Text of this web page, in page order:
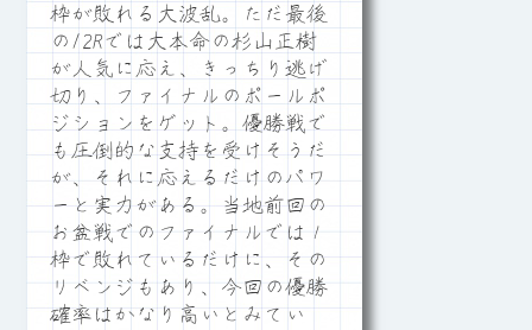
枠が敗れる大波乱。ただ最後
の12Rでは大本命の杉山正樹
が人気に応え、きっちり逃げ
切り、ファイナルのポールポ
ジションをゲット。優勝戦で
も圧倒的な支持を受けそうだ
が、それに応えるだけのパワ
ーと実力がある。当地前回の
お盆戦でのファイナルでは１
枠で敗れているだけに、その
リベンジもあり、今回の優勝
確率はかなり高いとみてい